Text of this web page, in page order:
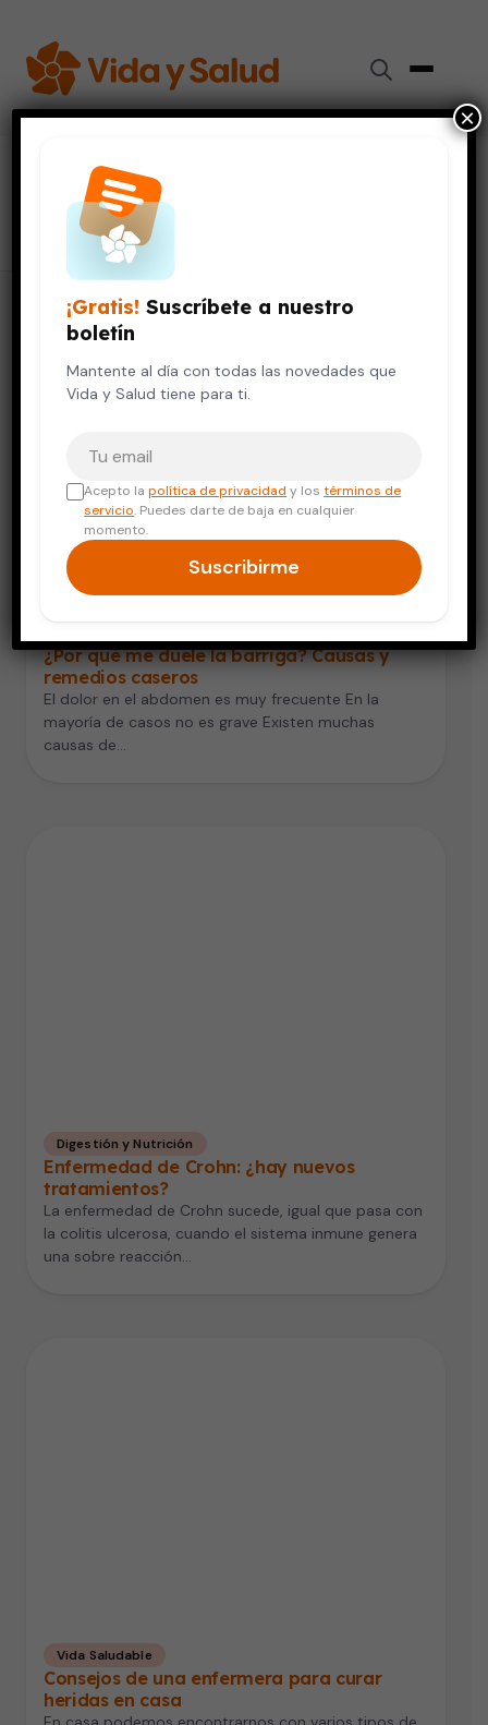
úlcera
76 artículos
¿Por qué me duele la barriga? Causas y
remedios caseros
El dolor en el abdomen es muy frecuente En la
mayoría de casos no es grave Existen muchas
causas de…
Digestión y Nutrición
Enfermedad de Crohn: ¿hay nuevos
tratamientos?
La enfermedad de Crohn sucede, igual que pasa con
la colitis ulcerosa, cuando el sistema inmune genera
una sobre reacción…
Vida Saludable
Consejos de una enfermera para curar
heridas en casa
¡Gratis! Suscríbete a nuestro
boletín
Mantente al día con todas las novedades que
Vida y Salud tiene para ti.
Acepto lapolítica de privacidad y lostérminos de
servicio. Puedes darte de baja en cualquier
momento.
Suscribirme
×